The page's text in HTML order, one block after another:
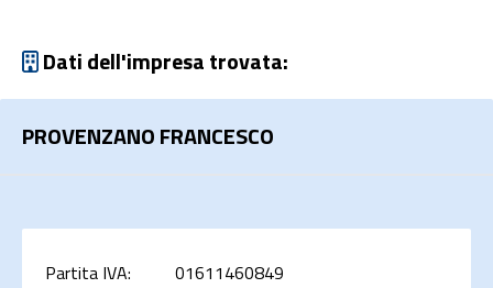
Cerca
Dati dell'impresa trovata:
PROVENZANO FRANCESCO
Partita IVA:
01611460849